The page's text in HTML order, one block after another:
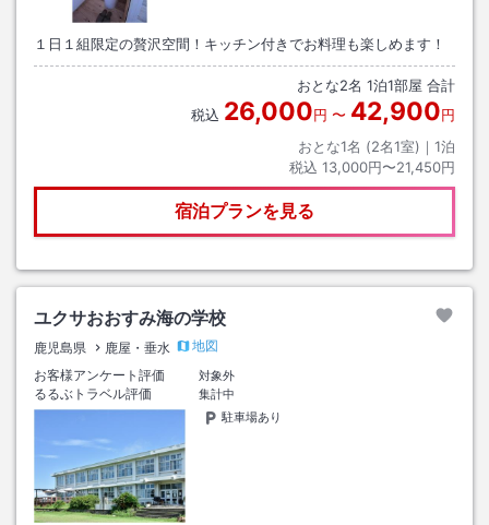
１日１組限定の贅沢空間！キッチン付きでお料理も楽しめます！
おとな2名 1泊1部屋 合計
税込 26,000円 〜 42,900円
おとな1名 (2名1室)｜ 1泊
税込 13,000円〜21,450円
宿泊プランを見る
ユクサおおすみ海の学校
鹿児島県 鹿屋・垂水
地図
お客様アンケート評価
対象外
るるぶトラベル評価
集計中
駐車場あり